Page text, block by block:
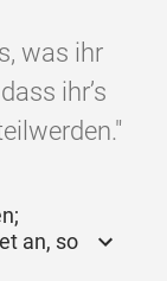
was ihr
ihr’s
an, so